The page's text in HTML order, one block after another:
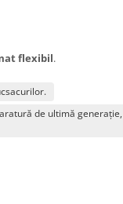
flexibil.
de ultimă